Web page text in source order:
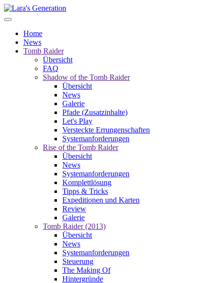
Home
News
Tomb Raider
Übersicht
FAQ
Shadow of the Tomb Raider
Übersicht
News
Galerie
Pfade (Zusatzinhalte)
Let's Play
Versteckte Errungenschaften
Systemanforderungen
Rise of the Tomb Raider
Übersicht
News
Systemanforderungen
Komplettlösung
Tipps & Tricks
Expeditionen und Karten
Review
Galerie
Tomb Raider (2013)
Übersicht
News
Systemanforderungen
Steuerung
The Making Of
Hintergründe